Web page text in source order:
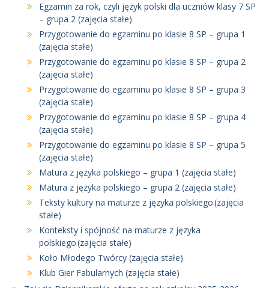
Egzamin za rok, czyli język polski dla uczniów klasy 7 SP
– grupa 2 (zajęcia stałe)
Przygotowanie do egzaminu po klasie 8 SP – grupa 1
(zajęcia stałe)
Przygotowanie do egzaminu po klasie 8 SP – grupa 2
(zajęcia stałe)
Przygotowanie do egzaminu po klasie 8 SP – grupa 3
(zajęcia stałe)
Przygotowanie do egzaminu po klasie 8 SP – grupa 4
(zajęcia stałe)
Przygotowanie do egzaminu po klasie 8 SP – grupa 5
(zajęcia stałe)
Matura z języka polskiego – grupa 1 (zajęcia stałe)
Matura z języka polskiego – grupa 2 (zajęcia stałe)
Teksty kultury na maturze z języka polskiego (zajęcia
stałe)
Konteksty i spójność na maturze z języka
polskiego (zajęcia stałe)
Koło Młodego Twórcy (zajęcia stałe)
Klub Gier Fabularnych (zajęcia stałe)